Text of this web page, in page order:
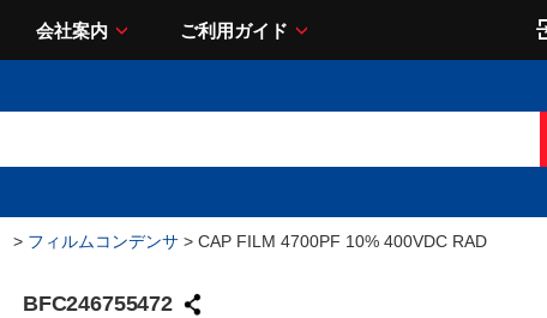
会社案内 ご利用ガイド
> フィルムコンデンサ > CAP FILM 4700PF 10% 400VDC RAD
BFC246755472